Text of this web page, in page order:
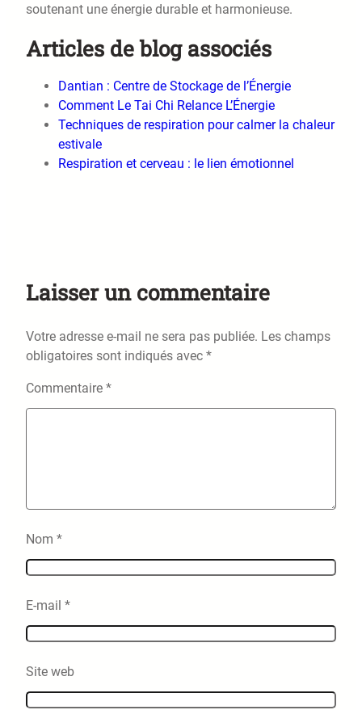
soutenant une énergie durable et harmonieuse.
Articles de blog associés
Dantian : Centre de Stockage de l’Énergie
Comment Le Tai Chi Relance L’Énergie
Techniques de respiration pour calmer la chaleur
estivale
Respiration et cerveau : le lien émotionnel
Laisser un commentaire
Votre adresse e-mail ne sera pas publiée. Les champs
obligatoires sont indiqués avec *
Commentaire *
Nom *
E-mail *
Site web